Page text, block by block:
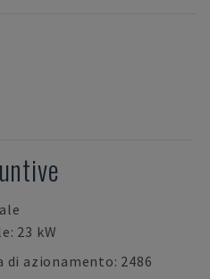
23 kW
di azionamento: 2486